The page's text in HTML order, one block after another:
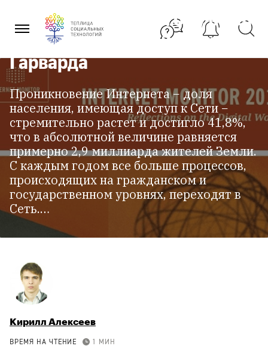
содержаниюИнтернетом в 2013 году, отчет
исследовательской группы
Гарварда
Проникновение Интернета − доля
населения, имеющая доступ к Сети −
стремительно растет и достигло 41,8%,
что в абсолютной величине равняется
примерно 2,9 миллиарда жителей Земли.
С каждым годом все больше процессов,
происходящих на гражданском и
государственном уровнях, переходят в
Сеть.…
Кирилл Алексеев
ВРЕМЯ НА ЧТЕНИЕ
1 МИН